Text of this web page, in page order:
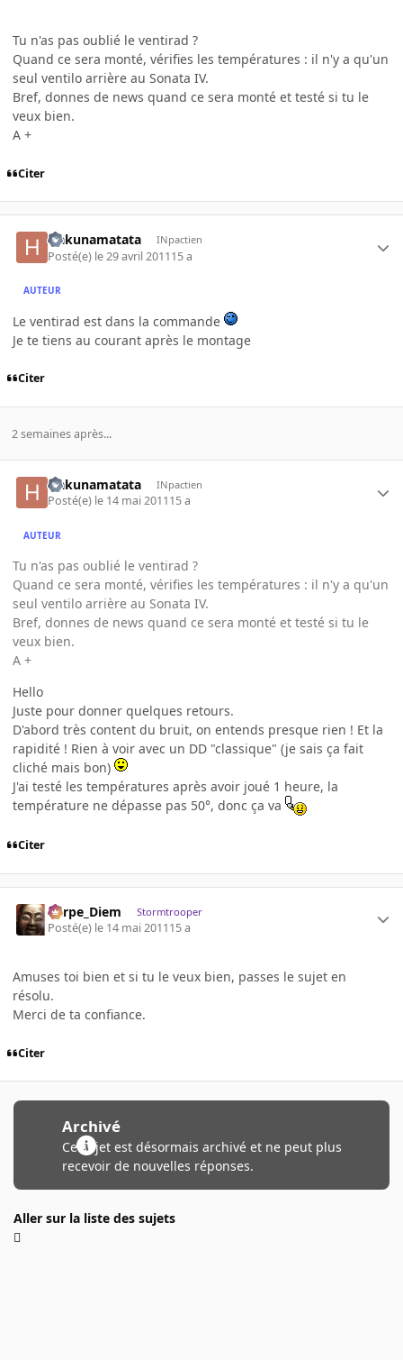
Tu n'as pas oublié le ventirad ?
Quand ce sera monté, vérifies les températures : il n'y a qu'un
seul ventilo arrière au Sonata IV.
Bref, donnes de news quand ce sera monté et testé si tu le
veux bien.
A +
Citer
Hakunamatata INpactien
Posté(e) le 29 avril 201115 a
AUTEUR
Le ventirad est dans la commande
Je te tiens au courant après le montage
Citer
2 semaines après...
Hakunamatata INpactien
Posté(e) le 14 mai 201115 a
AUTEUR
Tu n'as pas oublié le ventirad ?
Quand ce sera monté, vérifies les températures : il n'y a qu'un
seul ventilo arrière au Sonata IV.
Bref, donnes de news quand ce sera monté et testé si tu le
veux bien.
A +
Hello
Juste pour donner quelques retours.
D'abord très content du bruit, on entends presque rien ! Et la
rapidité ! Rien à voir avec un DD "classique" (je sais ça fait
cliché mais bon)
J'ai testé les températures après avoir joué 1 heure, la
température ne dépasse pas 50°, donc ça va
Citer
Carpe_Diem Stormtrooper
Posté(e) le 14 mai 201115 a
Amuses toi bien et si tu le veux bien, passes le sujet en
résolu.
Merci de ta confiance.
Citer
Archivé
Ce sujet est désormais archivé et ne peut plus
recevoir de nouvelles réponses.
Aller sur la liste des sujets